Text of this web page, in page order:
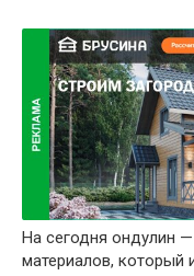
На сегодня ондулин
материалов, который